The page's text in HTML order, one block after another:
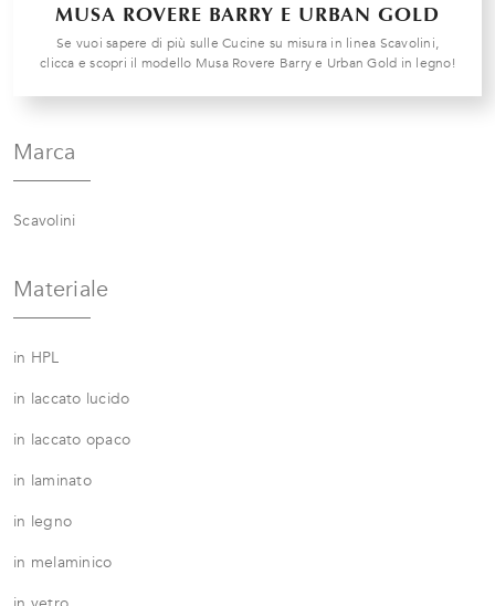
MUSA ROVERE BARRY E URBAN GOLD
Se vuoi sapere di più sulle Cucine su misura in linea Scavolini,
clicca e scopri il modello Musa Rovere Barry e Urban Gold in legno!
Marca
Scavolini
Materiale
in HPL
in laccato lucido
in laccato opaco
in laminato
in legno
in melaminico